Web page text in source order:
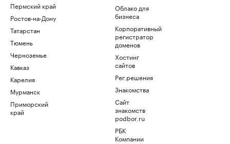
Пермский край
Ростов-на-Дону
Татарстан
Тюмень
Черноземье
Кавказ
Карелия
Мурманск
Приморский
край
Облако для
бизнеса
Корпоративный
регистратор
доменов
Хостинг
сайтов
Рег.решения
Знакомства
Сайт
знакомств
podbor.ru
РБК
Компании